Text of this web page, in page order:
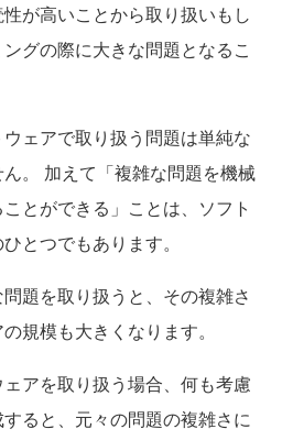
が高いことから取り扱いもし
グの際に大きな問題となるこ
ェアで取り扱う問題は単純な
。 加えて「複雑な問題を機械
とができる」ことは、ソフト
とつでもあります。
題を取り扱うと、その複雑さ
規模も大きくなります。
アを取り扱う場合、何も考慮
ると、元々の問題の複雑さに